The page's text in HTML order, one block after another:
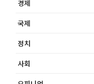
경제
국제
정치
사회